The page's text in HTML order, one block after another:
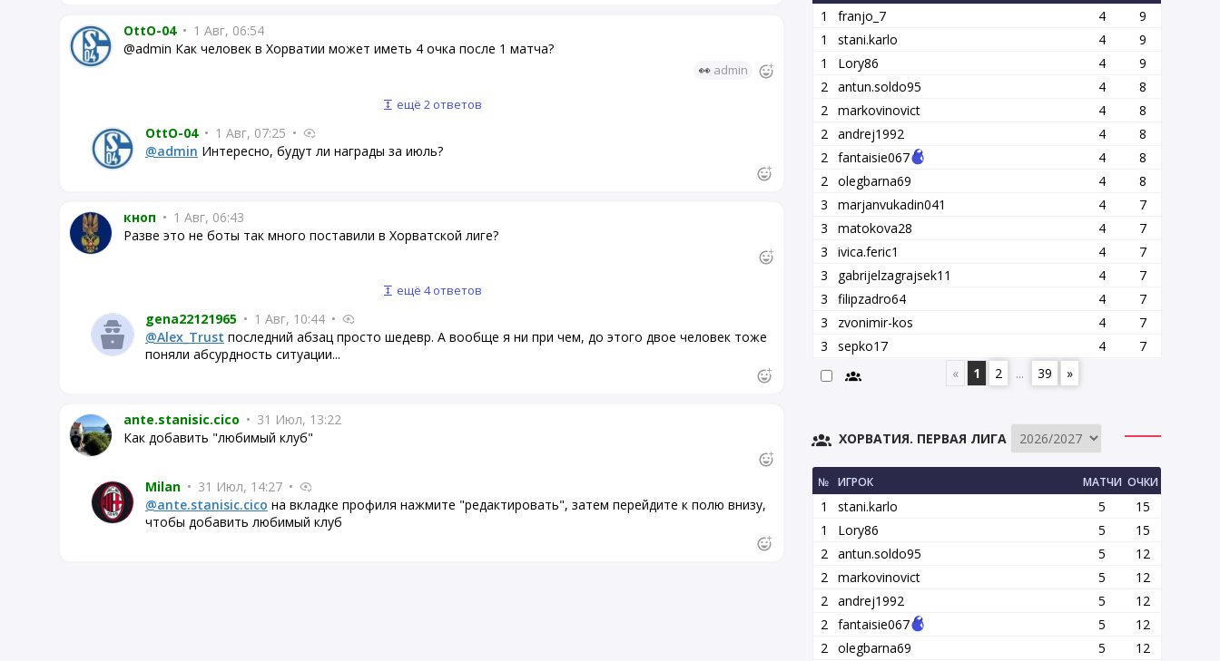
OttO-04 • 1 Авг, 06:54
@admin Как человек в Хорватии может иметь 4 очка после 1 матча?
👀 admin
ещё 2 ответов
OttO-04 • 1 Авг, 07:25 •
@admin Интересно, будут ли награды за июль?
кноп • 1 Авг, 06:43
Разве это не боты так много поставили в Хорватской лиге?
ещё 4 ответов
gena22121965 • 1 Авг, 10:44 •
@Alex_Trust последний абзац просто шедевр. А вообще я ни при чем, до этого двое человек тоже
поняли абсурдность ситуации...
ante.stanisic.cico • 31 Июл, 13:22
Как добавить "любимый клуб"
Milan • 31 Июл, 14:27 •
@ante.stanisic.cico на вкладке профиля нажмите "редактировать", затем перейдите к полю внизу,
чтобы добавить любимый клуб
1 franjo_7 4
9
1
stani.karlo 4
9
1
Lory86 4
9
2
antun.soldo95 4
8
2
markovinovict 4
8
2
andrej1992 4
8
2
fantaisie067 4
8
2
olegbarna69 4
8
3
marjanvukadin041 4
7
3
matokova28 4
7
3
ivica.feric1 4
7
3
gabrijelzagrajsek11 4
7
3
filipzadro64 4
7
3
zvonimir-kos 4
7
3
sepko17 4
7
«
1 2 ... 39 »
ХОРВАТИЯ. ПЕРВАЯ ЛИГА
№ ИГРОК МАТЧИ ОЧКИ
1 stani.karlo 5
15
1
Lory86 5
15
2
antun.soldo95 5
12
2
markovinovict 5
12
2
andrej1992 5
12
2
fantaisie067 5
12
2
olegbarna69 5
12